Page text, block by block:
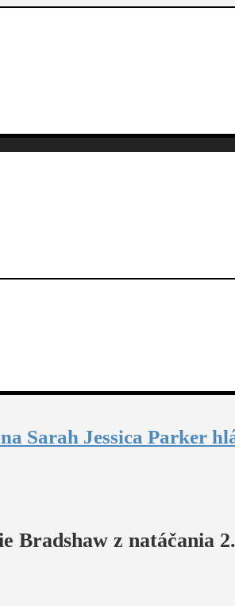
Sarah Jessica Parker
Bradshaw z natáčania